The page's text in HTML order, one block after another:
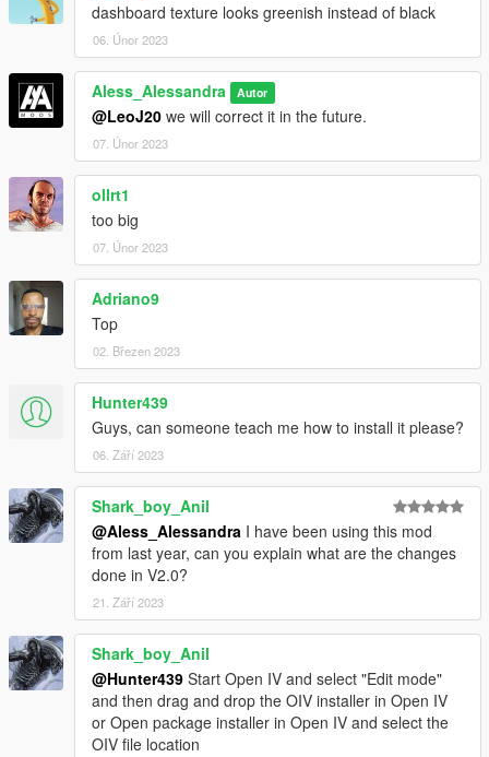
dashboard texture looks greenish instead of black
06. Únor 2023
Aless_Alessandra Autor
@LeoJ20 we will correct it in the future.
07. Únor 2023
ollrt1
too big
07. Únor 2023
Adriano9
Top
02. Březen 2023
Hunter439
Guys, can someone teach me how to install it please?
06. Září 2023
Shark_boy_Anil
@Aless_Alessandra I have been using this mod
from last year, can you explain what are the changes
done in V2.0?
21. Září 2023
Shark_boy_Anil
@Hunter439 Start Open IV and select "Edit mode"
and then drag and drop the OIV installer in Open IV
or Open package installer in Open IV and select the
OIV file location